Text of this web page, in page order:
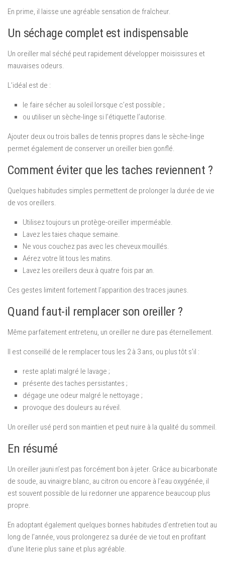
En prime, il laisse une agréable sensation de fraîcheur.
Un séchage complet est indispensable
Un oreiller mal séché peut rapidement développer moisissures et
mauvaises odeurs.
L’idéal est de :
le faire sécher au soleil lorsque c’est possible ;
ou utiliser un sèche-linge si l’étiquette l’autorise.
Ajouter deux ou trois balles de tennis propres dans le sèche-linge
permet également de conserver un oreiller bien gonflé.
Comment éviter que les taches reviennent ?
Quelques habitudes simples permettent de prolonger la durée de vie
de vos oreillers.
Utilisez toujours un protège-oreiller imperméable.
Lavez les taies chaque semaine.
Ne vous couchez pas avec les cheveux mouillés.
Aérez votre lit tous les matins.
Lavez les oreillers deux à quatre fois par an.
Ces gestes limitent fortement l’apparition des traces jaunes.
Quand faut-il remplacer son oreiller ?
Même parfaitement entretenu, un oreiller ne dure pas éternellement.
Il est conseillé de le remplacer tous les 2 à 3 ans, ou plus tôt s’il :
reste aplati malgré le lavage ;
présente des taches persistantes ;
dégage une odeur malgré le nettoyage ;
provoque des douleurs au réveil.
Un oreiller usé perd son maintien et peut nuire à la qualité du sommeil.
En résumé
Un oreiller jauni n’est pas forcément bon à jeter. Grâce au bicarbonate
de soude, au vinaigre blanc, au citron ou encore à l’eau oxygénée, il
est souvent possible de lui redonner une apparence beaucoup plus
propre.
En adoptant également quelques bonnes habitudes d’entretien tout au
long de l’année, vous prolongerez sa durée de vie tout en profitant
d’une literie plus saine et plus agréable.